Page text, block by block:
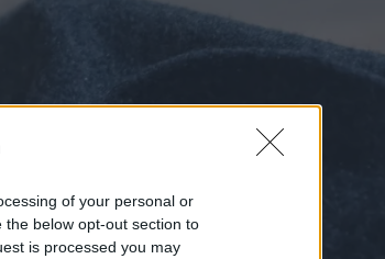
of your personal or
below opt-out section to
is processed you may